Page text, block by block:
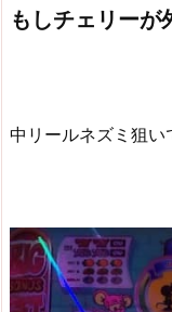
もしチェリーが
中リールネズミ狙い